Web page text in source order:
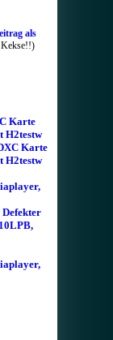
als
Karte
H2testw
Karte
H2testw